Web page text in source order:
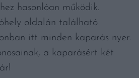
hasonlóan működik.
oldalán található
itt minden kaparás nyer.
a kaparásért két